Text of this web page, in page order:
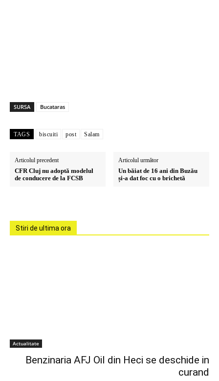
SURSA Bucataras
TAGS biscuiti post Salam
Articolul precedent
CFR Cluj nu adoptă modelul
de conducere de la FCSB
Articolul următor
Un băiat de 16 ani din Buzău
și-a dat foc cu o brichetă
Stiri de ultima ora
Actualitate
Benzinaria AFJ Oil din Heci se deschide in
curand